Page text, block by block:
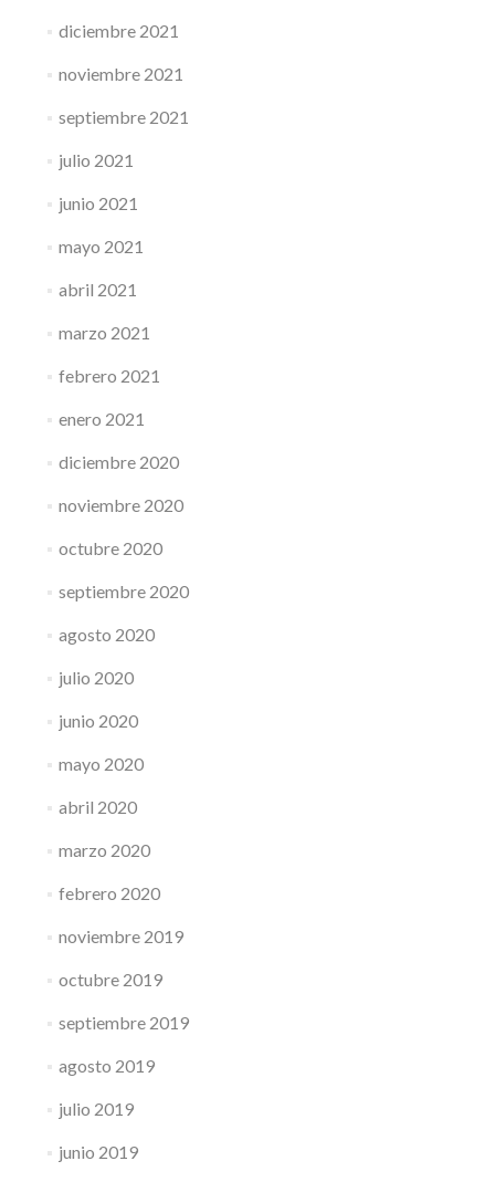
diciembre 2021
noviembre 2021
septiembre 2021
julio 2021
junio 2021
mayo 2021
abril 2021
marzo 2021
febrero 2021
enero 2021
diciembre 2020
noviembre 2020
octubre 2020
septiembre 2020
agosto 2020
julio 2020
junio 2020
mayo 2020
abril 2020
marzo 2020
febrero 2020
noviembre 2019
octubre 2019
septiembre 2019
agosto 2019
julio 2019
junio 2019